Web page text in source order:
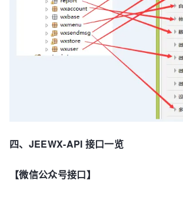
四、JEEWX-API 接口一览
【微信公众号接口】